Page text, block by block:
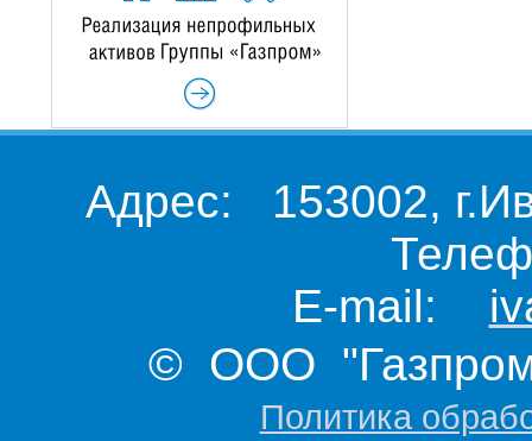
Адрес: 153002,
E-mail:
© ООО "Газпром
Политика